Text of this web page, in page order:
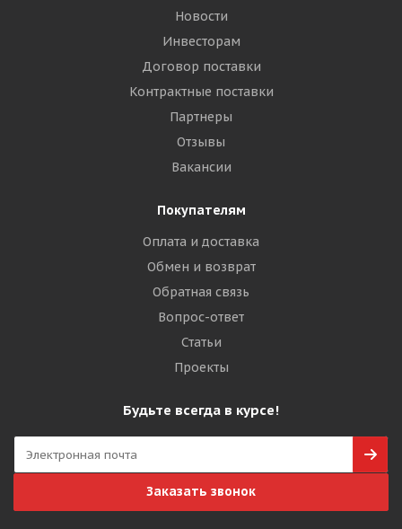
Новости
Инвесторам
Договор поставки
Контрактные поставки
Партнеры
Отзывы
Вакансии
Покупателям
Оплата и доставка
Обмен и возврат
Обратная связь
Вопрос-ответ
Статьи
Проекты
Будьте всегда в курсе!
Заказать звонок